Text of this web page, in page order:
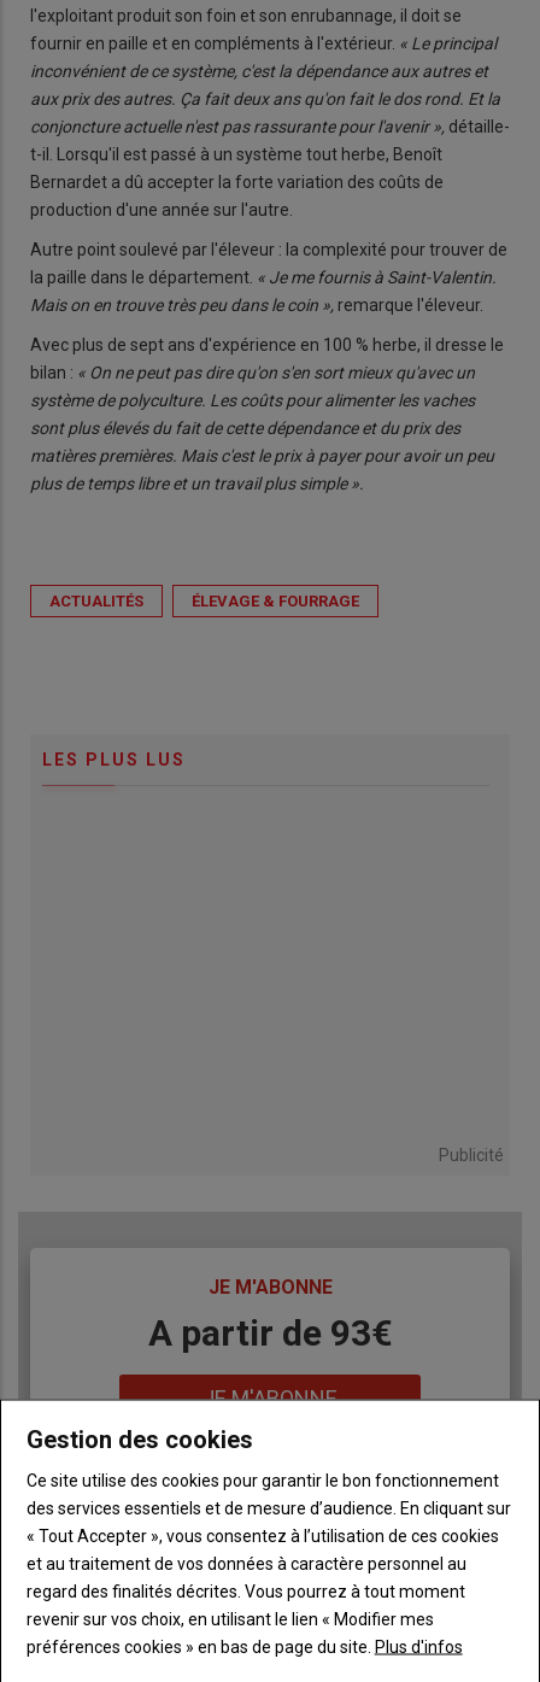
l'exploitant produit son foin et son enrubannage, il doit se
fournir en paille et en compléments à l'extérieur. « Le principal
inconvénient de ce système, c'est la dépendance aux autres et
aux prix des autres. Ça fait deux ans qu'on fait le dos rond. Et la
conjoncture actuelle n'est pas rassurante pour l'avenir », détaille-
t-il. Lorsqu'il est passé à un système tout herbe, Benoît
Bernardet a dû accepter la forte variation des coûts de
production d'une année sur l'autre.
Autre point soulevé par l'éleveur : la complexité pour trouver de
la paille dans le département. « Je me fournis à Saint-Valentin.
Mais on en trouve très peu dans le coin », remarque l'éleveur.
Avec plus de sept ans d'expérience en 100 % herbe, il dresse le
bilan : « On ne peut pas dire qu'on s'en sort mieux qu'avec un
système de polyculture. Les coûts pour alimenter les vaches
sont plus élevés du fait de cette dépendance et du prix des
matières premières. Mais c'est le prix à payer pour avoir un peu
plus de temps libre et un travail plus simple ».
ACTUALITÉS ÉLEVAGE & FOURRAGE
LES PLUS LUS
Publicité
JE M'ABONNE
A partir de 93€
JE M'ABONNE
à
puce
Accédez à tous les articles du site L'Aurore
Paysanne
Consultez le journal L'Aurore Paysanne au format
numérique, sur tous les supports
Ne manquez aucune information grâce à la
newsletter du journal L'Aurore Paysanne
Gestion des cookies
Ce site utilise des cookies pour garantir le bon fonctionnement
des services essentiels et de mesure d’audience. En cliquant sur
« Tout Accepter », vous consentez à l’utilisation de ces cookies
et au traitement de vos données à caractère personnel au
regard des finalités décrites. Vous pourrez à tout moment
revenir sur vos choix, en utilisant le lien « Modifier mes
préférences cookies » en bas de page du site. Plus d'infos